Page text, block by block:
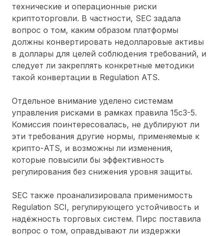
технические и операционные риски
криптоторговли. В частности, SEC задала
вопрос о том, каким образом платформы
должны конвертировать недолларовые активы
в доллары для целей соблюдения требований, и
следует ли закреплять конкретные методики
такой конвертации в Regulation ATS.
Отдельное внимание уделено системам
управления рисками в рамках правила 15c3-5.
Комиссия поинтересовалась, не дублируют ли
эти требования другие нормы, применяемые к
крипто-ATS, и возможны ли изменения,
которые повысили бы эффективность
регулирования без снижения уровня защиты.
SEC также проанализировала применимость
Regulation SCI, регулирующего устойчивость и
надёжность торговых систем. Пирс поставила
вопрос о том, оправдывают ли издержки